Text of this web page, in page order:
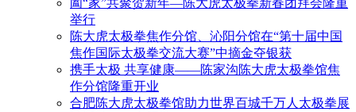
阖“家”共聚贺新年—陈大虎太极拳新春团拜会隆重
举行
陈大虎太极拳焦作分馆、沁阳分馆在“第十届中国
焦作国际太极拳交流大赛”中摘金夺银获
携手太极 共享健康——陈家沟陈大虎太极拳馆焦
作分馆隆重开业
合肥陈大虎太极拳馆助力世界百城千万人太极拳展